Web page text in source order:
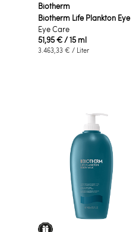
Biotherm
Biotherm Life Plankton Eye
Eye Care
51,95 €/ 15 ml
3.463,33 € / Liter